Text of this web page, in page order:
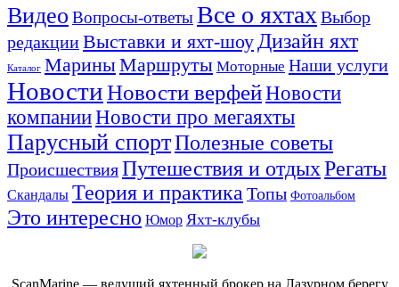
Видео Вопросы-ответыВсе о яхтахВыбор
редакцииВыставки и яхт-шоуДизайн яхт
Каталог МариныМаршруты Моторные Наши услуги
НовостиНовости верфейНовости
компанииНовости про мегаяхты
Парусный спортПолезные советы
ПроисшествияПутешествия и отдыхРегаты
Скандалы Теория и практикаТопы Фотоальбом
Это интересно Юмор Яхт-клубы